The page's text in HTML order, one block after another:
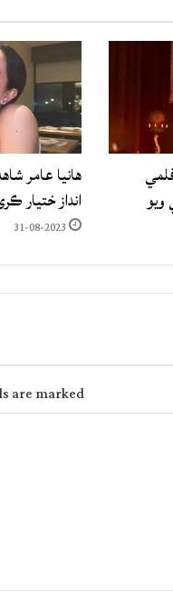
هانيا عامر
انداز ختيار
31-08-2023
are marked